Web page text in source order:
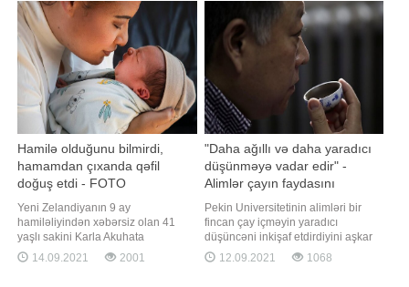
görə, demensiya xəstəsi olan qadın
2020-ci ilin iyun ayında qocalıqdan
vəfat edib
üçün təsirli bir üsuldur. Əgər bu sizə
də maraqlıdırsa, o zaman
ovuclarınızı birləşdirin
Hamilə olduğunu bilmirdi,
hamamdan çıxanda qəfil
doğuş etdi - FOTO
Yeni Zelandiyanın 9 ay
hamiləliyindən xəbərsiz olan 41
yaşlı sakini Karla Akuhata
gözlənimədən yataq otağında uşaq
dünyaya gətirib. BİG.AZ xəbər verir
14.09.2021 2001
"Daha ağıllı və daha yaradıcı
düşünməyə vadar edir" -
Alimlər çayın faydasını
araşdırdı...
Pekin Universitetinin alimləri bir
fincan çay içməyin yaradıcı
düşüncəni inkişaf etdirdiyini aşkar
ediblər. Araşdırma nəticəsində
mütəxəssislər çayın bioloji
12.09.2021 1068